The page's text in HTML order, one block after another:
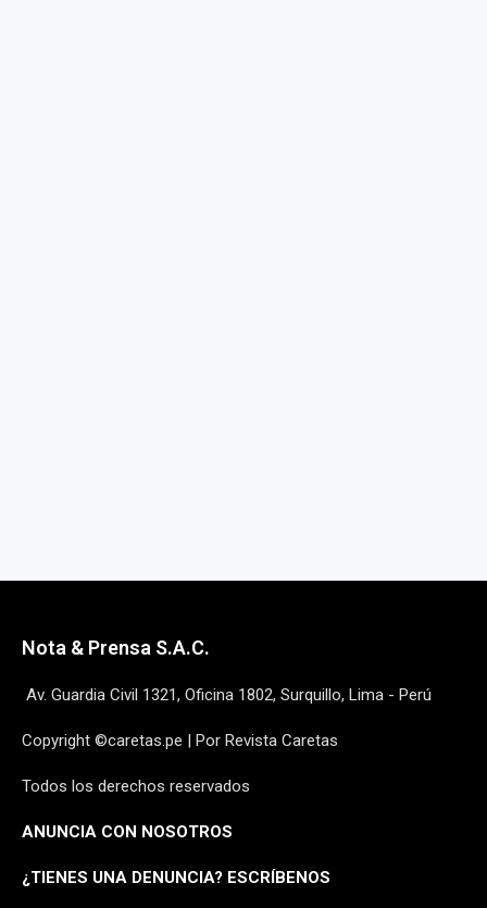
Nota & Prensa S.A.C.
Av. Guardia Civil 1321, Oficina 1802, Surquillo, Lima - Perú
Copyright ©caretas.pe | Por Revista Caretas
Todos los derechos reservados
ANUNCIA CON NOSOTROS
¿TIENES UNA DENUNCIA? ESCRÍBENOS